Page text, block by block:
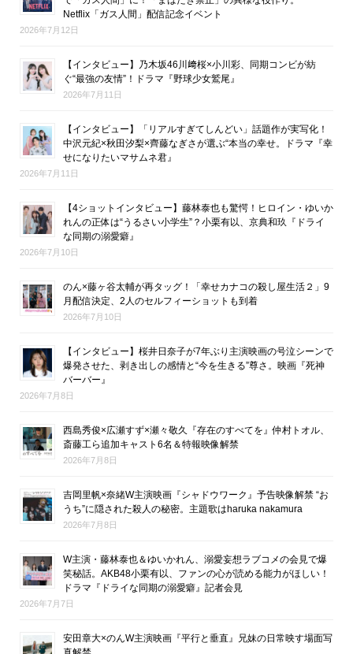
Netflix「ガス人間」配信記念イベント
2026年7月12日
【インタビュー】乃木坂46川﨑桜×小川彩、同期コンビが紡
ぐ“最強の友情”！ドラマ『野球少女鷲尾』
2026年7月11日
【インタビュー】「リアルすぎてしんどい」話題作が実写化！
中沢元紀×秋田汐梨×齊藤なぎさが選ぶ“本当の幸せ。ドラマ『幸
せになりたいマサムネ君』
2026年7月11日
【4ショットインタビュー】藤林泰也も驚愕！ヒロイン・ゆいか
れんの正体は“うるさい小学生”？小栗有以、京典和玖『ドライ
な同期の溺愛癖』
2026年7月10日
のん×藤ヶ谷太輔が再タッグ！「幸せカナコの殺し屋生活２」9
月配信決定、2人のセルフィーショットも到着
2026年7月10日
【インタビュー】桜井日奈子が7年ぶり主演映画の号泣シーンで
爆発させた、剥き出しの感情と“今を生きる”尊さ。映画『死神
バーバー』
2026年7月8日
西島秀俊×広瀬すず×瀬々敬久『存在のすべてを』仲村トオル、
斎藤工ら追加キャスト6名＆特報映像解禁
2026年7月8日
吉岡里帆×奈緒W主演映画『シャドウワーク』予告映像解禁 “お
うち”に隠された殺人の秘密。主題歌はharuka nakamura
2026年7月8日
W主演・藤林泰也＆ゆいかれん、溺愛妄想ラブコメの会見で爆
笑秘話。AKB48小栗有以、ファンの心が読める能力がほしい！
ドラマ『ドライな同期の溺愛癖』記者会見
2026年7月7日
安田章大×のんW主演映画『平行と垂直』兄妹の日常映す場面写